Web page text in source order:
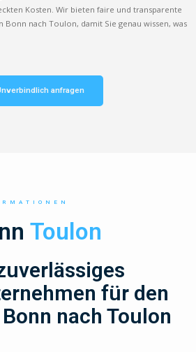
Kosten. Wir bieten faire und transparente
Bonn nach Toulon, damit Sie genau wissen, was
anfragen
Toulon
für den
nach Toulon